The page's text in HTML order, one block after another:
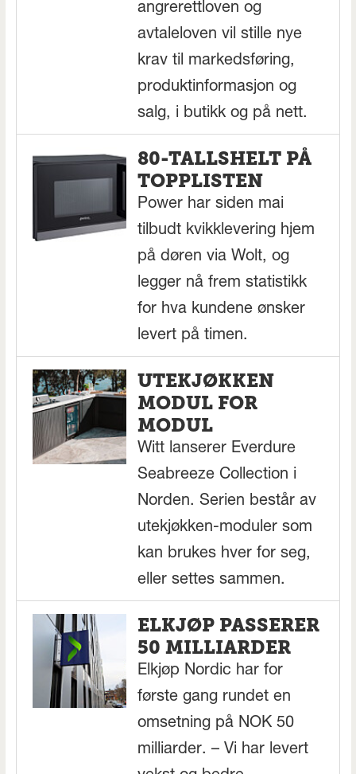
angrerettloven og
avtaleloven vil stille nye
krav til markedsføring,
produktinformasjon og
salg, i butikk og på nett.
80-TALLSHELT PÅ
TOPPLISTEN
Power har siden mai
tilbudt kvikklevering hjem
på døren via Wolt, og
legger nå frem statistikk
for hva kundene ønsker
levert på timen.
UTEKJØKKEN
MODUL FOR
MODUL
Witt lanserer Everdure
Seabreeze Collection i
Norden. Serien består av
utekjøkken-moduler som
kan brukes hver for seg,
eller settes sammen.
ELKJØP PASSERER
50 MILLIARDER
Elkjøp Nordic har for
første gang rundet en
omsetning på NOK 50
milliarder. – Vi har levert